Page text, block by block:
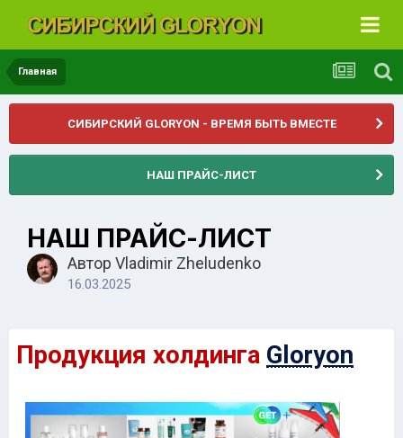
Главная
СИБИРСКИЙ GLORYON - ВРЕМЯ БЫТЬ ВМЕСТЕ
НАШ ПРАЙС-ЛИСТ
НАШ ПРАЙС-ЛИСТ
Автор Vladimir Zheludenko
16.03.2025
Продукция холдинга Gloryon